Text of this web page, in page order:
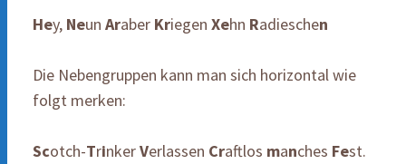
Hey, Neun Araber Kriegen Xehn Radieschen
Die Nebengruppen kann man sich horizontal wie
folgt merken:
Scotch-TrinkerVerlassen Craftlos manches Fest.